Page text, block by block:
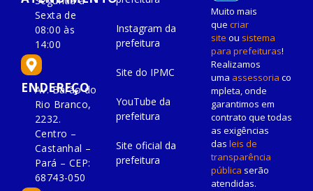
Sexta de
08:00 às
14:00
ENDEREÇO
Av. Barão do
Rio Branco,
2232.
Centro –
Castanhal –
Pará – CEP:
68743-050
Instagram da
prefeitura
Site do IPMC
YouTube da
prefeitura
Site oficial da
prefeitura
Muito mais
que criar
site ou sistema
para prefeituras!
Realizamos
uma assessoria co
mpleta, onde
garantimos em
contrato que todas
as exigências
das leis de
transparência
pública serão
atendidas.